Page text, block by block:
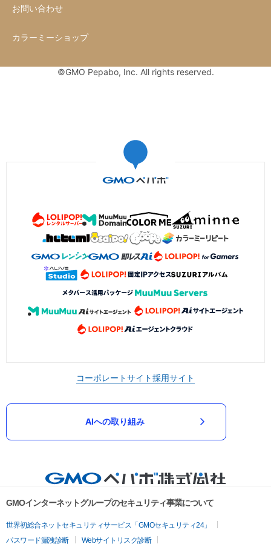
お問い合わせ
カラーミーショップ
©GMO Pepabo, Inc. All rights reserved.
コーポレートサイト採用サイト
AIへの取り組み
GMOインターネットグループのセキュリティ事業について
世界初総合ネットセキュリティサービス「GMOセキュリティ24」
パスワード漏洩診断
Webサイトリスク診断